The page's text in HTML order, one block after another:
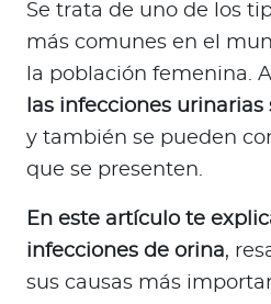
Para Clientes
Se trata de uno de los
más comunes en el
la población femenina.
las infecciones
y también se pueden
que se presenten.
En este artículo te
infecciones de orina,
sus causas más